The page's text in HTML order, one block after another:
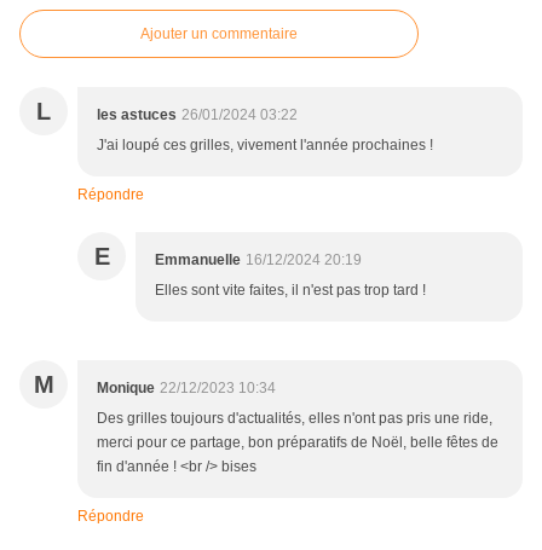
Ajouter un commentaire
L les astuces 26/01/2024 03:22
J'ai loupé ces grilles, vivement l'année prochaines !
Répondre
E Emmanuelle 16/12/2024 20:19
Elles sont vite faites, il n'est pas trop tard !
M Monique 22/12/2023 10:34
Des grilles toujours d'actualités, elles n'ont pas pris une ride,
merci pour ce partage, bon préparatifs de Noël, belle fêtes de
fin d'année ! <br /> bises
Répondre